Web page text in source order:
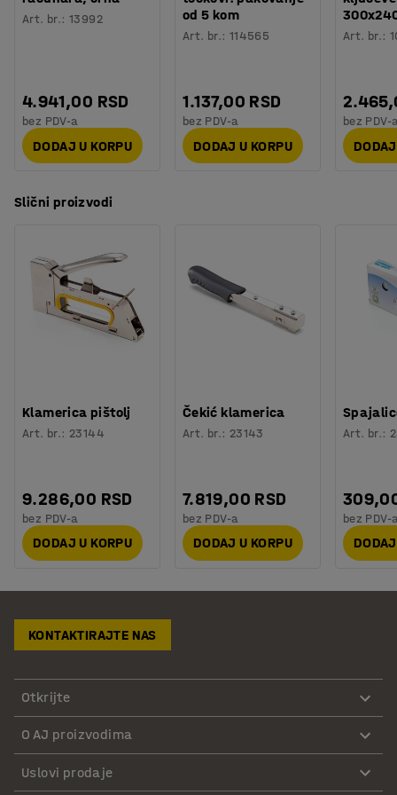
Art. br.:13992
4.941,00 RSD
bez PDV-a
DODAJ U KORPU
od 5 kom
Art. br.: 114565
1.137,00 RSD
bez PDV-a
DODAJ U KORPU
Art. br.:
bez PDV-
Slični proizvodi
Klamerica pištolj
Art. br.: 23144
9.286,00 RSD
bez PDV-a
DODAJ U KORPU
Čekić klamerica
Art. br.: 23143
7.819,00 RSD
bez PDV-a
DODAJ U KORPU
Art. br.:
bez PDV-
KONTAKTIRAJTE NAS
Otkrijte
O AJ proizvodima
Uslovi prodaje